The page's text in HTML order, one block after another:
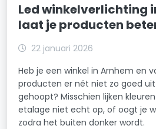
Led winkelverlichting
laat je producten
22 januari 2026
Heb je een winkel in Arnhem en
producten er nét niet zo goed
gehoopt? Misschien lijken
etalage niet echt op, of oogt je
zodra het buiten donker wordt.